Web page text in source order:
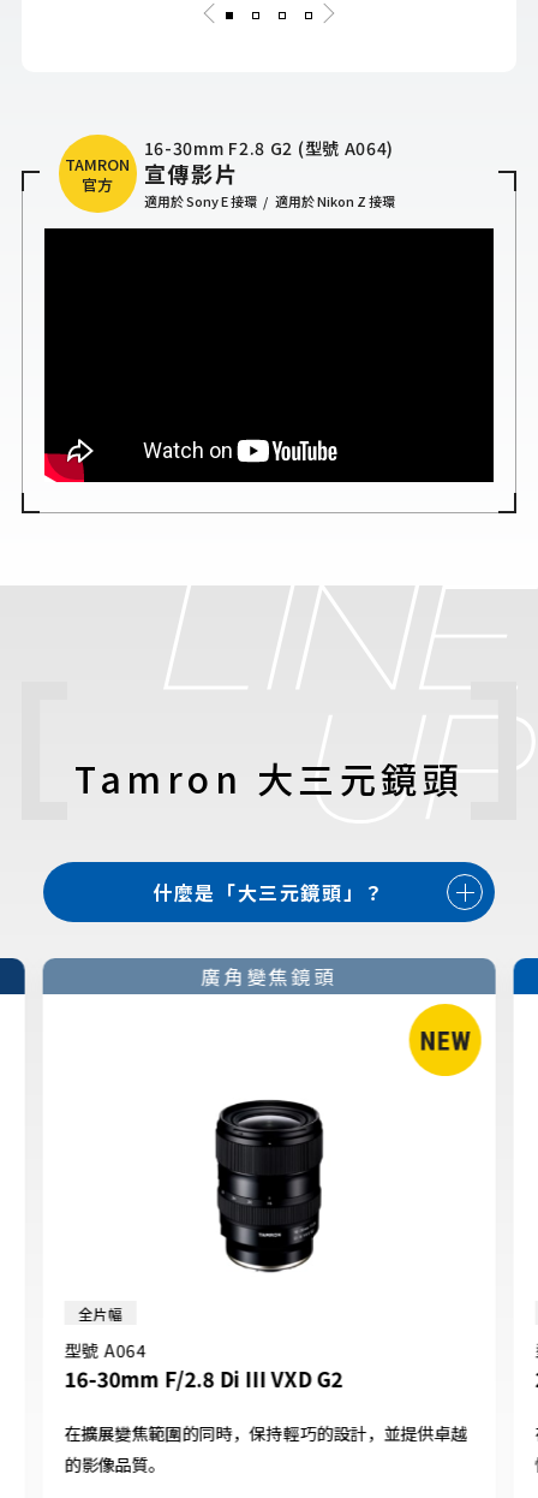
TAMRON
官方
16-30mm F2.8 G2 (型號 A064)
宣傳影片
適用於 Sony E 接環 適用於 Nikon Z 接環
Tamron 大三元鏡頭
什麼是「大三元鏡頭」？
廣角變焦鏡頭
全片幅
型號 A064
16-30mm F/2.8 Di III VXD G2
在擴展變焦範圍的同時，保持輕巧的設計，並提供卓越
的影像品質。